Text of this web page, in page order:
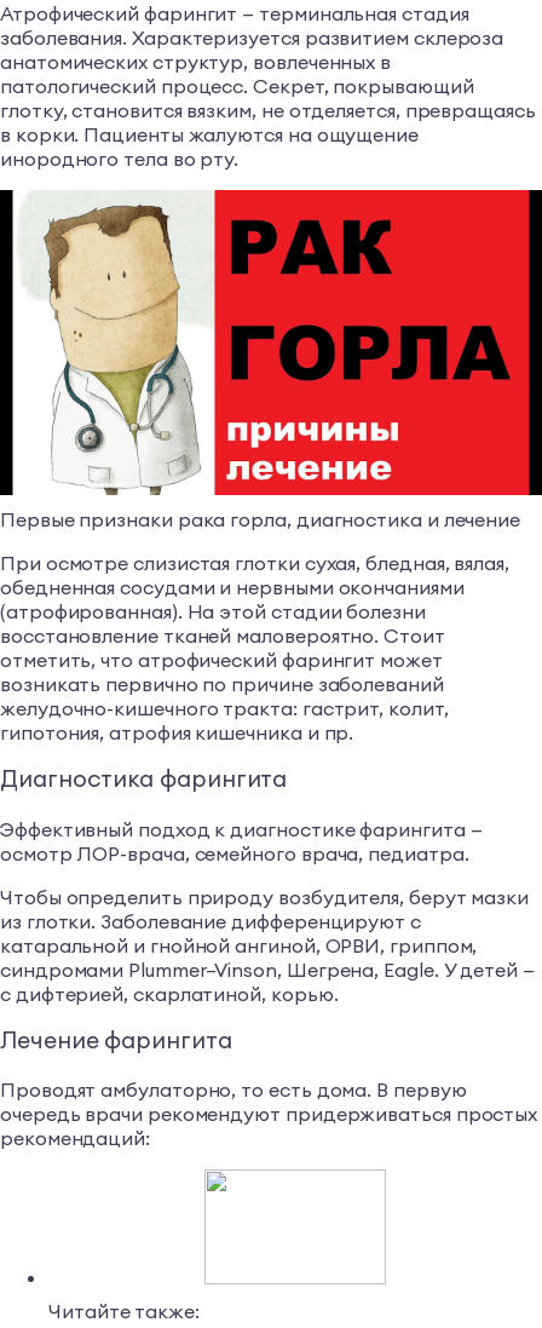
Атрофический фарингит — терминальная стадия
заболевания. Характеризуется развитием склероза
анатомических структур, вовлеченных в
патологический процесс. Секрет, покрывающий
глотку, становится вязким, не отделяется, превращаясь
в корки. Пациенты жалуются на ощущение
инородного тела во рту.
Первые признаки рака горла, диагностика и лечение
При осмотре слизистая глотки сухая, бледная, вялая,
обедненная сосудами и нервными окончаниями
(атрофированная). На этой стадии болезни
восстановление тканей маловероятно. Стоит
отметить, что атрофический фарингит может
возникать первично по причине заболеваний
желудочно-кишечного тракта: гастрит, колит,
гипотония, атрофия кишечника и пр.
Диагностика фарингита
Эффективный подход к диагностике фарингита —
осмотр ЛОР-врача, семейного врача, педиатра.
Чтобы определить природу возбудителя, берут мазки
из глотки. Заболевание дифференцируют с
катаральной и гнойной ангиной, ОРВИ, гриппом,
синдромами Plummer–Vinson, Шегрена, Eagle. У детей —
с дифтерией, скарлатиной, корью.
Лечение фарингита
Проводят амбулаторно, то есть дома. В первую
очередь врачи рекомендуют придерживаться простых
рекомендаций:
Читайте также: